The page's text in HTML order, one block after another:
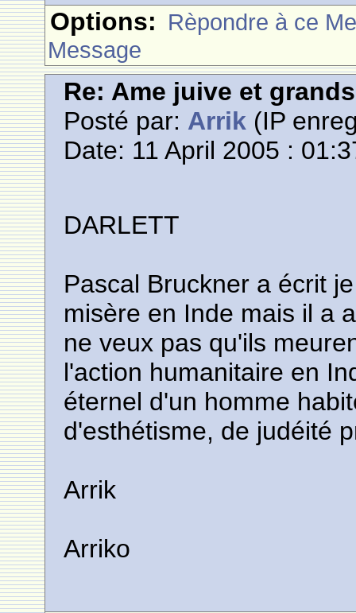
Options: Rèpondre à ce
Message
Re: Ame juive et
Posté par: Arrik (IP
Date: 11 April 2005 :
DARLETT
Pascal Bruckner a écrit
misère en Inde mais il a
ne veux pas qu'ils
l'action humanitaire en
éternel d'un homme
d'esthétisme, de judéité
Arrik
Arriko